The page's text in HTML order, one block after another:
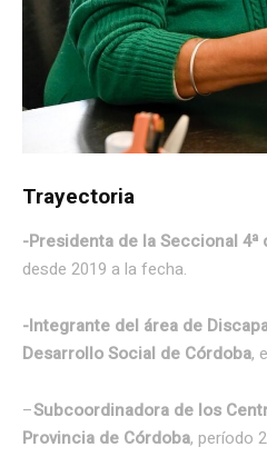
Trayectoria
-Presidenta de la Seccional
desde 2019 a la fecha.
-Integrante del área de
Desarrollo Social de Córdoba,
–Subcoordinadora de los
Provincia de Córdoba, período